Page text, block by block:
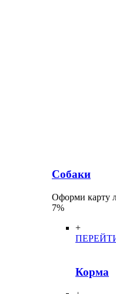
Собаки
Оформи карту
7%
+
Корма